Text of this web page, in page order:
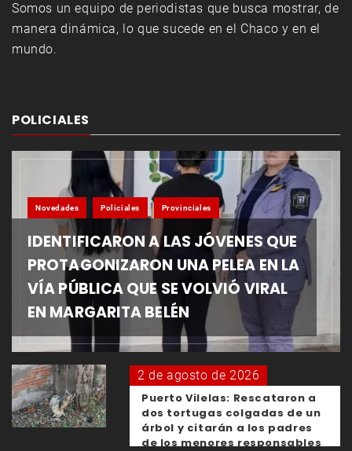
Somos un equipo de periodistas que busca mostrar, de
manera dinámica, lo que sucede en el Chaco y en el
mundo.
POLICIALES
Novedades Policiales Provinciales
IDENTIFICARON A LAS JÓVENES QUE
PROTAGONIZARON UNA PELEA EN LA
VÍA PÚBLICA QUE SE VOLVIÓ VIRAL
EN MARGARITA BELÉN
2 de agosto de 2026
Puerto Vilelas: Rescataron a
dos tortugas colgadas de un
árbol y citarán a los padres
de los menores responsables